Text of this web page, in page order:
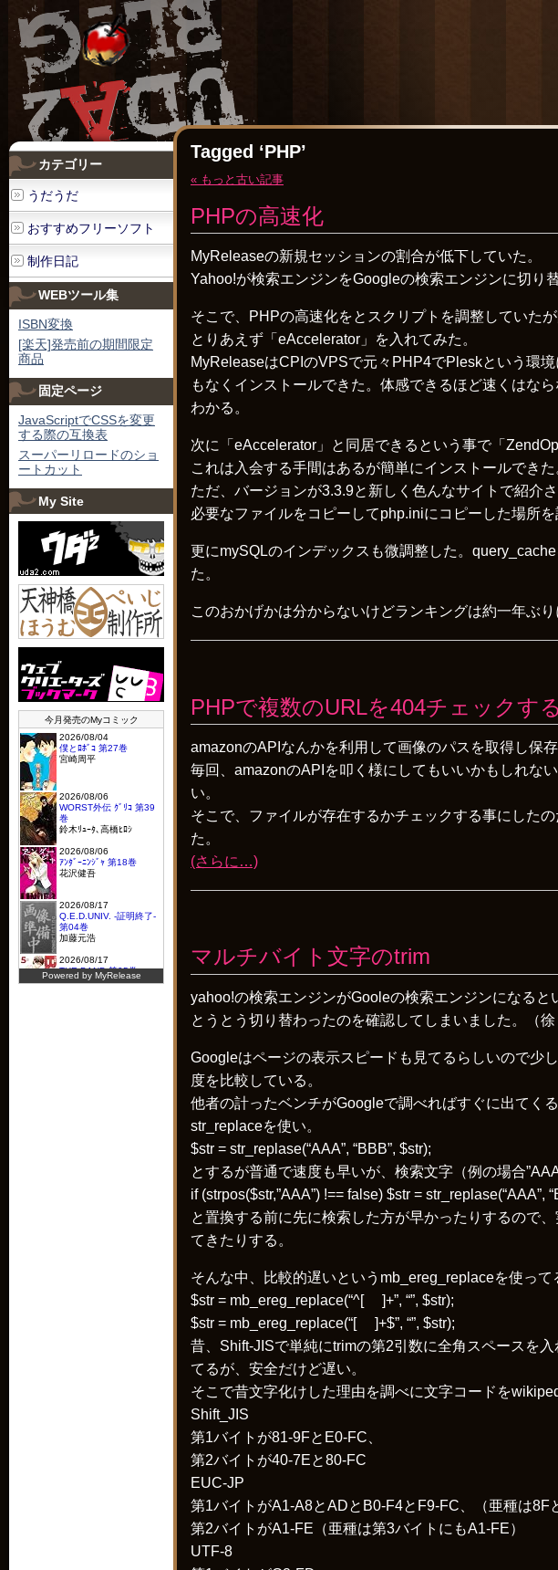
Tagged ‘PHP’
« もっと古い記事
PHPの高速化
MyReleaseの新規セッションの割合が低下していた。
Yahoo!が検索エンジンをGoogleの検索エンジンに切り
そこで、PHPの高速化をとスクリプトを調整していた
とりあえず「eAccelerator」を入れてみた。
MyReleaseはCPIのVPSで元々PHP4でPleskという環
もなくインストールできた。体感できるほど速くはな
わかる。
次に「eAccelerator」と同居できるという事で「
これは入会する手間はあるが簡単にインストールできた
ただ、バージョンが3.3.9と新しく色んなサイトで紹介
必要なファイルをコピーしてphp.iniにコピーした場所
更にmySQLのインデックスも微調整した。
た。
このおかげかは分からないけどランキングは約一年ぶり
PHPで複数のURLを404チェックす
amazonのAPIなんかを利用して画像のパスを取得し保
毎回、amazonのAPIを叩く様にしてもいいかもしれな
い。
そこで、ファイルが存在するかチェックする事にした
た。
(さらに…)
マルチバイト文字のtrim
yahoo!の検索エンジンがGooleの検索エンジンになると
とうとう切り替わったのを確認してしまいました。（
Googleはページの表示スピードも見てるらしいので少
度を比較している。
他者の計ったベンチがGoogleで調べればすぐに出てく
str_replaceを使い。
$str = str_replase(“AAA”, “BBB”, $str);
とするが普通で速度も早いが、検索文字（例の場合
if (strpos($str,”AAA”) !== false) $str = str_replase(“AAA”,
と置換する前に先に検索した方が早かったりするので
てきたりする。
そんな中、比較的遅いというmb_ereg_replaceを使っ
$str = mb_ereg_replace(“^[ ]+”, “”, $str);
$str = mb_ereg_replace(“[ ]+$”, “”, $str);
昔、Shift-JISで単純にtrimの第2引数に全角スペースを
てるが、安全だけど遅い。
そこで昔文字化けした理由を調べに文字コードを
Shift_JIS
第1バイトが81-9FとE0-FC、
第2バイトが40-7Eと80-FC
EUC-JP
第1バイトがA1-A8とADとB0-F4とF9-FC、（亜種は8F
第2バイトがA1-FE（亜種は第3バイトにもA1-FE）
UTF-8
カテゴリー
うだうだ
おすすめフリーソフト
制作日記
WEBツール集
ISBN変換
[楽天]発売前の期間限定
商品
固定ページ
JavaScriptでCSSを変更
する際の互換表
スーパーリロードのショ
ートカット
My Site